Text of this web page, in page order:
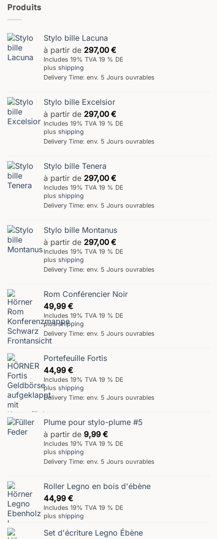
Produits
Stylo bille Lacuna
à partir de 297,00 €
Includes 19% TVA 19 % DE
plus shipping
Delivery Time: env. 5 Jours ouvrables
Stylo bille Excelsior
à partir de 297,00 €
Includes 19% TVA 19 % DE
plus shipping
Delivery Time: env. 5 Jours ouvrables
Stylo bille Tenera
à partir de 297,00 €
Includes 19% TVA 19 % DE
plus shipping
Delivery Time: env. 5 Jours ouvrables
Stylo bille Montanus
à partir de 297,00 €
Includes 19% TVA 19 % DE
plus shipping
Delivery Time: env. 5 Jours ouvrables
Rom Conférencier Noir
49,99 €
Includes 19% TVA 19 % DE
plusshipping
Delivery Time: env. 5 Jours ouvrables
Portefeuille Fortis
44,99 €
Includes 19% TVA 19 % DE
plus shipping
Delivery Time: env. 5 Jours ouvrables
Plume pour stylo-plume #5
à partir de 9,99 €
Includes 19% TVA 19 % DE
plus shipping
Delivery Time: env. 5 Jours ouvrables
Roller Legno en bois d'ébène
44,99 €
Includes 19% TVA 19 % DE
plus shipping
Set d'écriture Legno Ébène